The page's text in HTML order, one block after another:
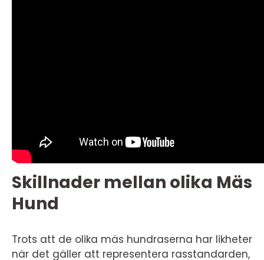
Skillnader mellan olika Mäs
Hund
Trots att de olika mäs hundraserna har likheter
när det gäller att representera rasstandarden,